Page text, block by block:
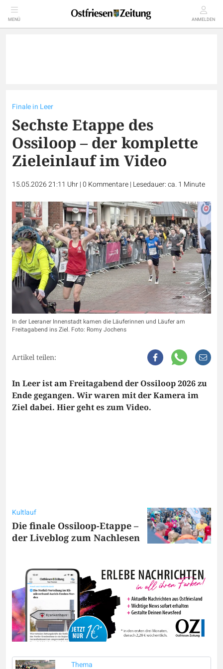
MENÜ ANMELDEN
Finale in Leer
Sechste Etappe des
Ossiloop – der komplette
Zieleinlauf im Video
15.05.2026 21:11 Uhr|0 Kommentare| Lesedauer: ca. 1 Minute
In der Leeraner Innenstadt kamen die Läuferinnen und Läufer am
Freitagabend ins Ziel. Foto: Romy Jochens
Artikel teilen:
In Leer ist am Freitagabend der Ossiloop 2026 zu
Ende gegangen. Wir waren mit der Kamera im
Ziel dabei. Hier geht es zum Video.
Kultlauf
Die finale Ossiloop-Etappe –
der Liveblog zum Nachlesen
Thema